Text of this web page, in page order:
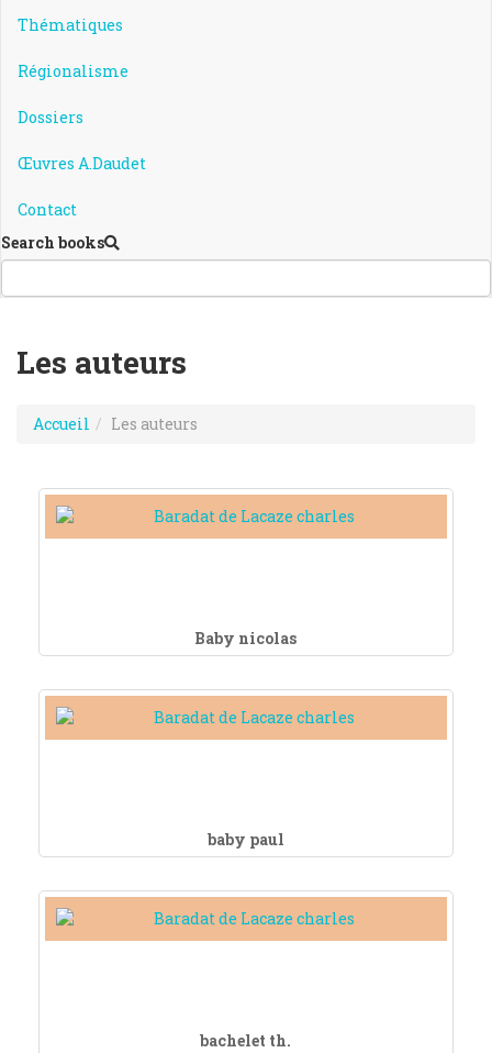
Thématiques
Régionalisme
Dossiers
Œuvres A.Daudet
Contact
Search books
Les auteurs
Accueil Les auteurs
Baby nicolas
baby paul
bachelet th.